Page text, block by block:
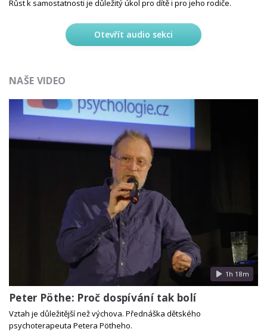
Růst k samostatnosti je důležitý úkol pro dítě i pro jeho rodiče.
Otevřít audio sekci
NAŠE VIDEO
1h 18m
Peter Pöthe: Proč dospívání tak bolí
Vztah je důležitější než výchova. Přednáška dětského
psychoterapeuta Petera Pötheho.